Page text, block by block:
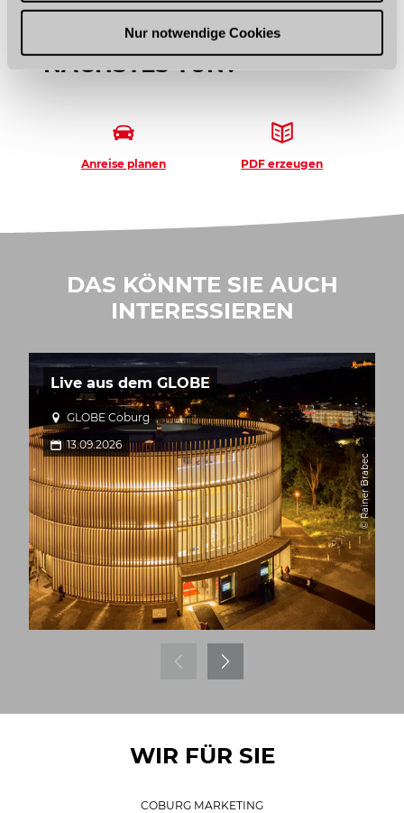
Nur notwendige Cookies
WAS MÖCHTEN SIE ALS
NÄCHSTES TUN?
Anreise planen PDF erzeugen
DAS KÖNNTE SIE AUCH
INTERESSIEREN
Live aus dem GLOBE
GLOBE Coburg
13.09.2026
© Rainer Brabec
WIR FÜR SIE
COBURG MARKETING